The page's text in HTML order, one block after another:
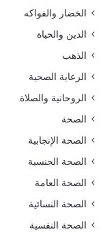
الخضار والفواكه
الدين والحياة
الذهب
الرعاية الصحية
الروحانية والصلاة
الصحة
الصحة الإنجابية
الصحة الجنسية
الصحة العامة
الصحة النسائية
الصحة النفسية